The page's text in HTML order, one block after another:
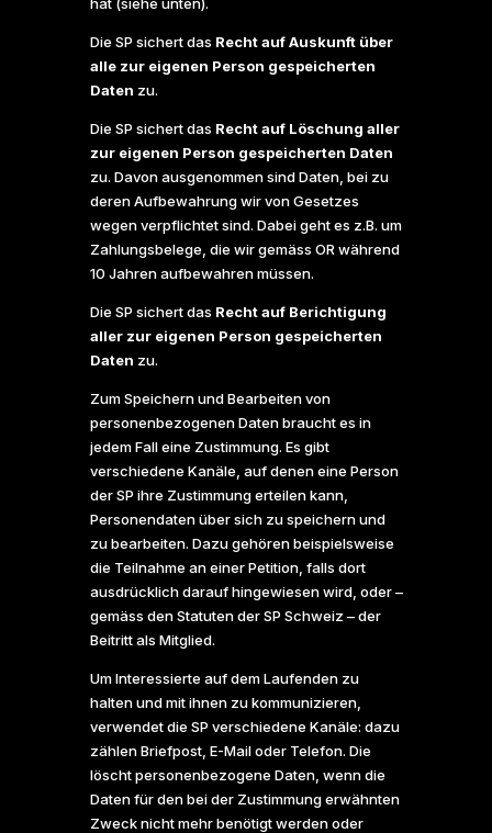
Die SP sichert das Recht auf Auskunft über
alle zur eigenen Person gespeicherten
Daten zu.
Die SP sichert das Recht auf Löschung aller
zur eigenen Person gespeicherten Daten
zu. Davon ausgenommen sind Daten, bei zu
deren Aufbewahrung wir von Gesetzes
wegen verpflichtet sind. Dabei geht es z.B. um
Zahlungsbelege, die wir gemäss OR während
10 Jahren aufbewahren müssen.
Die SP sichert das Recht auf Berichtigung
aller zur eigenen Person gespeicherten
Daten zu.
Zum Speichern und Bearbeiten von
personenbezogenen Daten braucht es in
jedem Fall eine Zustimmung. Es gibt
verschiedene Kanäle, auf denen eine Person
der SP ihre Zustimmung erteilen kann,
Personendaten über sich zu speichern und
zu bearbeiten. Dazu gehören beispielsweise
die Teilnahme an einer Petition, falls dort
ausdrücklich darauf hingewiesen wird, oder –
gemäss den Statuten der SP Schweiz – der
Beitritt als Mitglied.
Um Interessierte auf dem Laufenden zu
halten und mit ihnen zu kommunizieren,
verwendet die SP verschiedene Kanäle: dazu
zählen Briefpost, E-Mail oder Telefon. Die
löscht personenbezogene Daten, wenn die
Daten für den bei der Zustimmung erwähnten
Zweck nicht mehr benötigt werden oder